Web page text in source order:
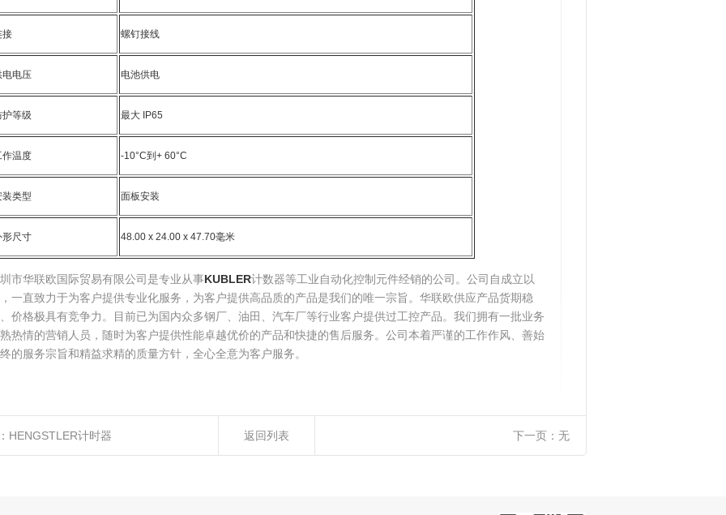
接 螺钉接线
电电压 电池供电
护等级 最大 IP65
作温度 -10°C到+ 60°C
装类型 面板安装
形尺寸 48.00 x 24.00 x 47.70毫米
市华联欧国际贸易有限公司是专业从事KUBLER计数器等工业自动化控制元件经销的公司。公司自成立以
一直致力于为客户提供专业化服务，为客户提供高品质的产品是我们的唯一宗旨。华联欧供应产品货期稳
价格极具有竞争力。目前已为国内众多钢厂、油田、汽车厂等行业客户提供过工控产品。我们拥有一批业务
热情的营销人员，随时为客户提供性能卓越优价的产品和快捷的售后服务。公司本着严谨的工作作风、善始
的服务宗旨和精益求精的质量方针，全心全意为客户服务。
HENGSTLER计时器 返回列表 下一页： 无